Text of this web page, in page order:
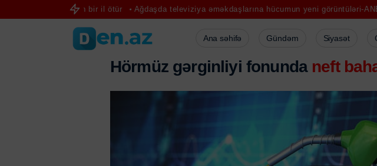
görüşdən bir il ötür Ağdaşda televiziya əməkdaşlarına hücumun yeni görüntüləri-ANBAAN
Ana səhifə Gündəm Siyasət
Hörmüz gərginliyi fonunda neft